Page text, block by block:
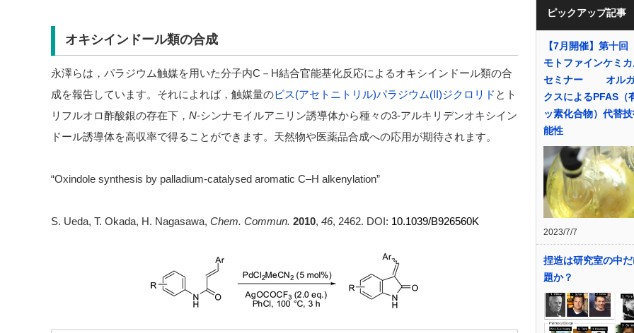
オキシインドール類の合成
永澤らは，パラジウム触媒を用いた分子内C－H結合官能基化反応によるオキシインドール類の合
成を報告しています。それによれば，触媒量のビス(アセトニトリル)パラジウム(II)ジクロリド とト
リフルオロ酢酸銀の存在下， N-シンナモイルアニリン誘導体から種々の3-アルキリデンオキシイン
ドール誘導体を高収率で得ることができます。天然物や医薬品合成への応用が期待されます。
“Oxindole synthesis by palladium-catalysed aromatic C–H alkenylation”
S. Ueda, T. Okada, H. Nagasawa, Chem. Commun. 2010, 46, 2462. DOI: 10.1039/B926560K
ピックアップ記事
【7月開催】第十
モトファインケミ
セミナー オルガ
クスによるPFAS（
ッ素化合物）代替
能性
2023/7/7
捏造は研究室の中
題か？